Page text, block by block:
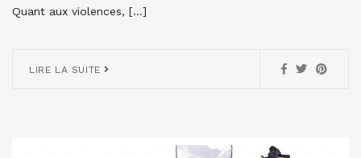
Quant aux violences, […]
LIRE LA SUITE